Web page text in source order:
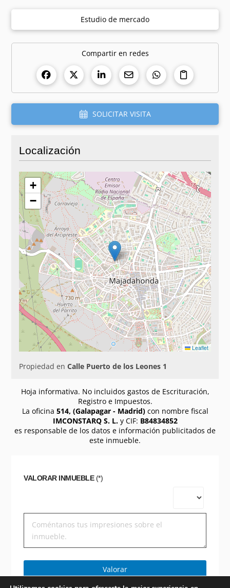
Estudio de mercado
Compartir en redes
SOLICITAR VISITA
Localización
+
−
Leaflet
Propiedad enCalle Puerto de los Leones 1
Hoja informativa. No incluidos gastos de Escrituración,
Registro e Impuestos.
La oficina 514, (Galapagar - Madrid)con nombre fiscal
IMCONSTARQ S. L.y CIF: B84834852
es responsable de los datos e información publicitados de
este inmueble.
VALORAR INMUEBLE(*)
Valorar